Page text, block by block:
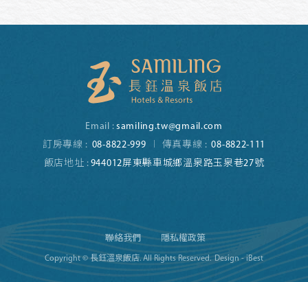
Email : samiling.tw@gmail.com
訂房專線 : 08-8822-999 傳真專線 : 08-8822-111
飯店地址 : 944012屏東縣車城鄉溫泉路玉泉巷27號
Copyright © 長鈺溫泉飯店. All Rights Reserved. Design - iBest
聯絡我們 隱私權政策